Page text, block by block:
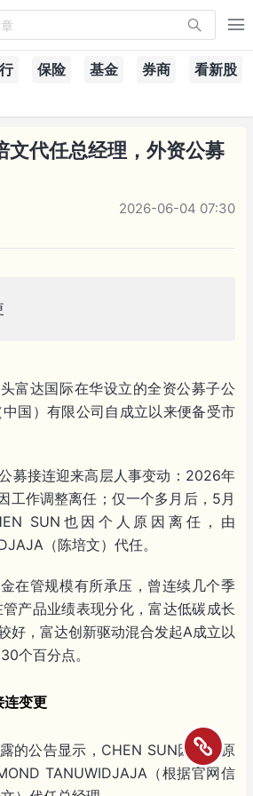
保险 基金 券商
看新股
文代任总经理，外资公募
2026-06-04 07:30
富达国际在华设立的全资公募子公
国）有限公司自成立以来便备受市
募接连迎来高层人事变动：2026年
工作调整离任；仅一个多月后，5月
SUN也因个人原因离任，由
（陈培文）代任。
在管规模有所承压，曾连续几个季
产品业绩表现分化，富达低碳成长
好，富达创新驱动混合发起A成立以
个百分点。
连变更
的公告显示，CHEN SUN因个人原
TANUWIDJAJA（根据官网信